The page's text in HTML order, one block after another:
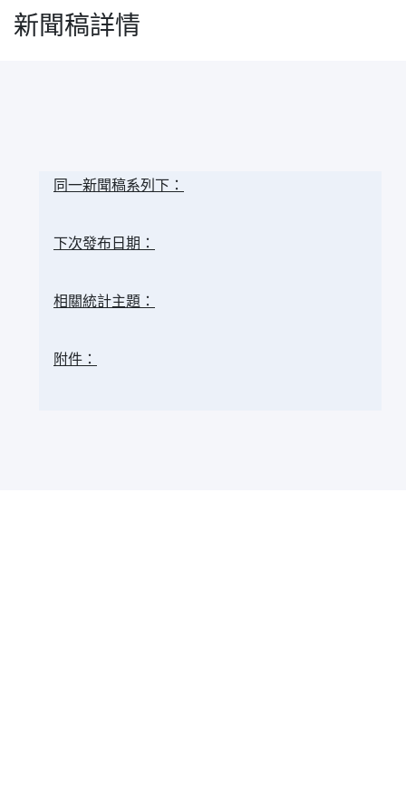
新聞稿詳情
同一新聞稿系列下：
下次發布日期：
相關統計主題：
附件：